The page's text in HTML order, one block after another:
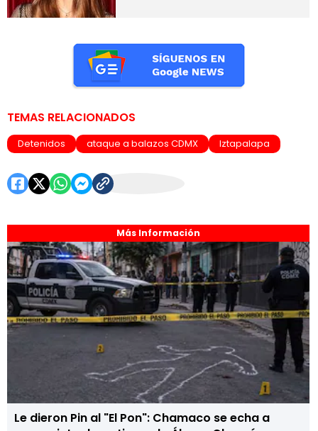
Más Información
Le dieron Pin al "El Pon": Chamaco se echa a
TEMAS RELACIONADOS
Detenidos ataque a balazos CDMX Iztapalapa